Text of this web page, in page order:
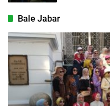
Bale Jabar